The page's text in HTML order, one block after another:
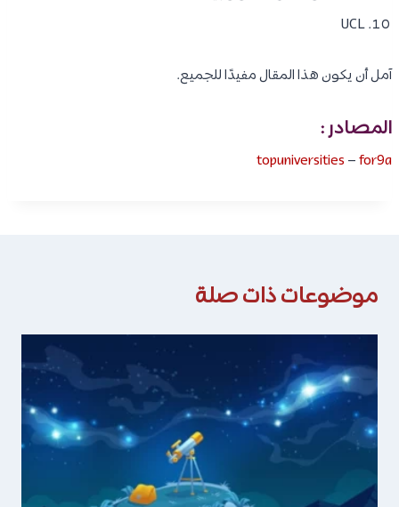
UCL
آمل أن يكون هذا المقال مفيدًا للجميع.
المصادر :
topuniversities –for9a
موضوعات ذات صلة